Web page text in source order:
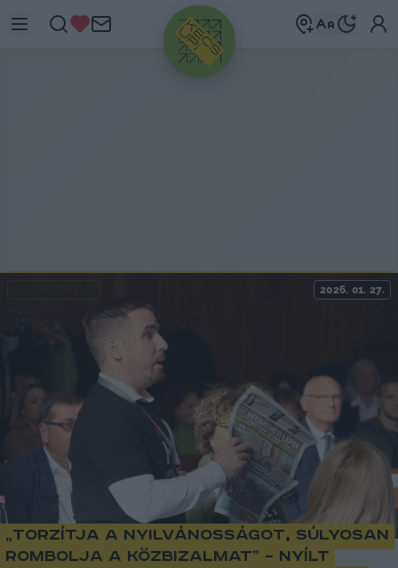
HIRDETÉS
2026. 01. 27.
„Torzítja a nyilvánosságot, súlyosan
rombolja a közbizalmat” – nyílt